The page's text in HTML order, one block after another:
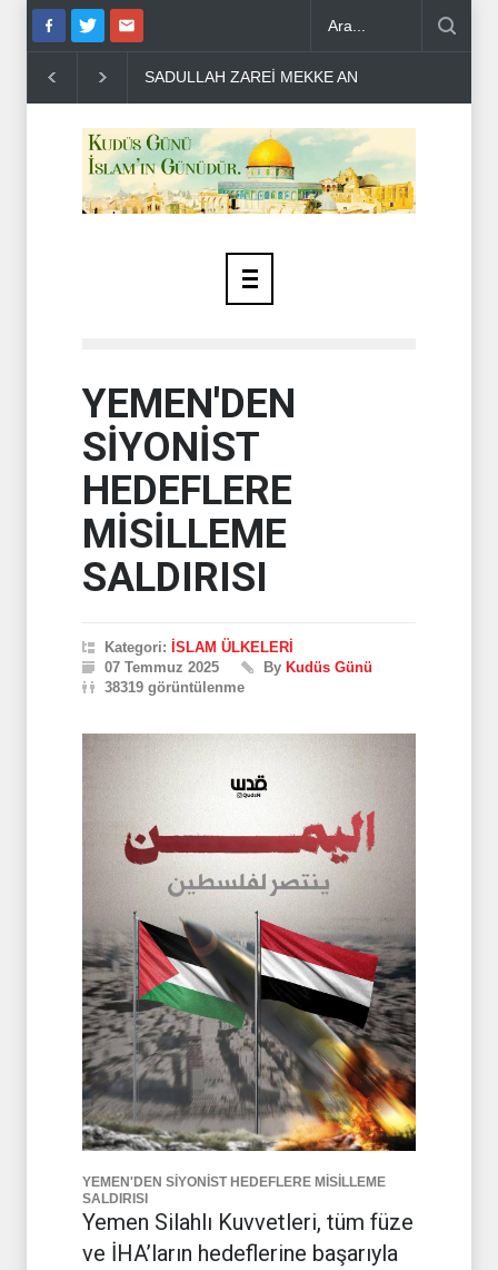
DEĞERLENDİRDİ .. HAMAS'TAN BATI ŞERİA HALKINA
YEMEN'DEN
SİYONİST
HEDEFLERE
MİSİLLEME
SALDIRISI
Kategori: İSLAM ÜLKELERİ
07 Temmuz 2025
By Kudüs Günü
38319 görüntülenme
YEMEN'DEN SİYONİST HEDEFLERE MİSİLLEME
SALDIRISI
Yemen Silahlı Kuvvetleri, tüm füze
ve İHA’ların hedeflerine başarıyla